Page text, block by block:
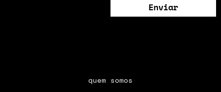
Enviar
quem somos